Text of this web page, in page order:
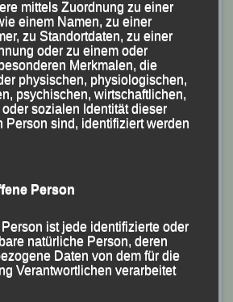
Nachwuchses bei den
Wettkampfveranstaltungen zu
ging an Stefan Biersack,
Tobias Kapfer, Laurenz
und Patrick Wimmer, die
für die Leichtathletik-
in München qualifiziert haben
bei diversen Deutschen
Helfer, Kampfrichter und
Hollweck, zuständig für die
in der LG Passau, nochmals
mittels Zuordnung zu einer
einem Namen, zu einer
zu Standortdaten, zu einer
oder zu einem oder
Merkmalen, die
physischen, physiologischen,
psychischen, wirtschaftlichen,
sozialen Identität dieser
Person sind, identifiziert werden
Person
ist jede identifizierte oder
natürliche Person, deren
Daten von dem für die
Verantwortlichen verarbeitet